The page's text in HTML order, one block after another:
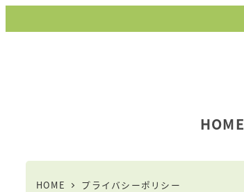
イ
HOME
HOME プライバシーポリシー